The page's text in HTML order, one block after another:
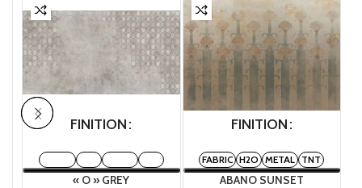
FINITION
« O » GREY
FINITION
FABRIC H2O METAL TNT
ABANO SUNSET